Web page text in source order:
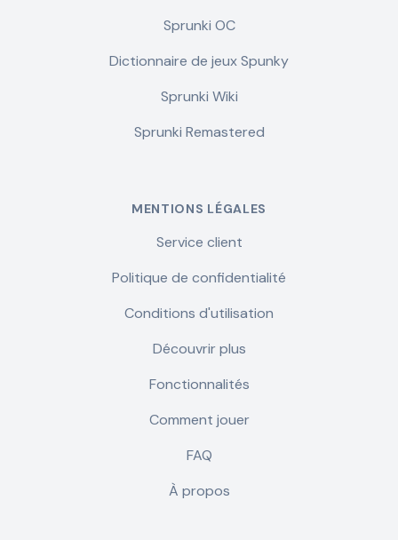
Sprunki OC
Dictionnaire de jeux Spunky
Sprunki Wiki
Sprunki Remastered
MENTIONS LÉGALES
Service client
Politique de confidentialité
Conditions d'utilisation
Découvrir plus
Fonctionnalités
Comment jouer
FAQ
À propos